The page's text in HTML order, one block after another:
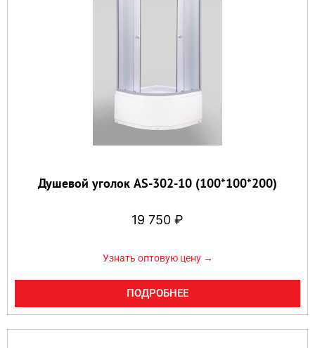
Душевой уголок AS-302-10 (100*100*200)
19 750 ₽
Узнать оптовую цену →
ПОДРОБНЕЕ